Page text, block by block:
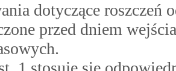
dotyczące roszczeń
przed dniem